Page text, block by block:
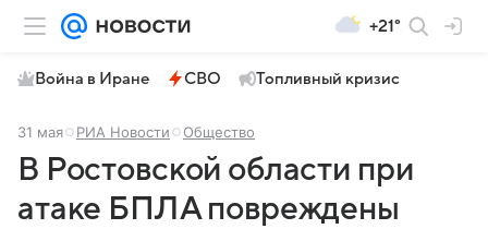
+21°
Война в Иране СВО Топливный кризис
31 мая РИА Новости Общество
В Ростовской области при
атаке БПЛА повреждены